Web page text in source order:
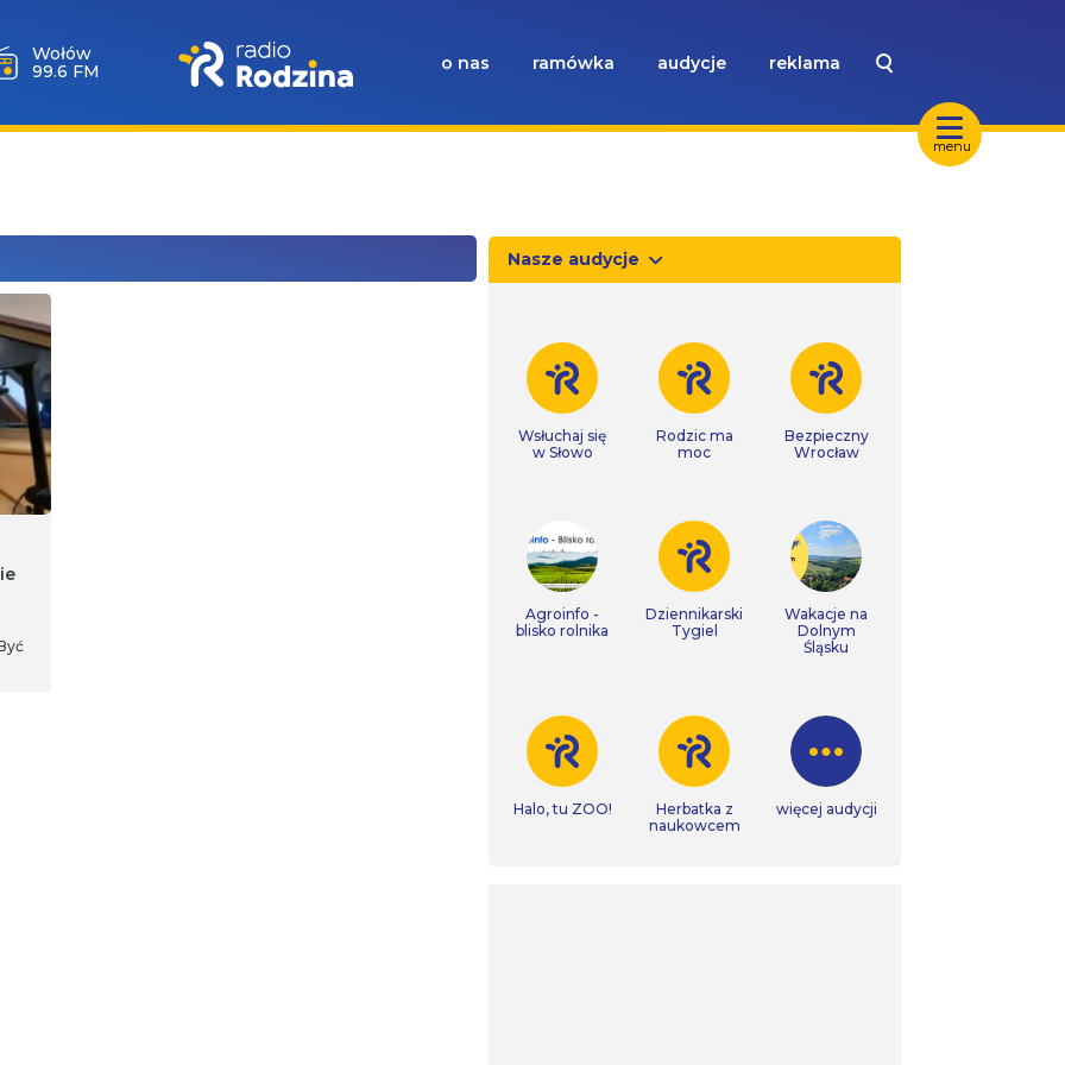
menu
Wołów
99.6 FM
o nas ramówka audycje reklama
Nasze audycje
Wsłuchaj się
w Słowo
Rodzic ma
moc
Bezpieczny
Wrocław
Agroinfo -
blisko rolnika
Dziennikarski
Tygiel
Wakacje na
Dolnym
Śląsku
Halo, tu ZOO!
Herbatka z
naukowcem
więcej audycji